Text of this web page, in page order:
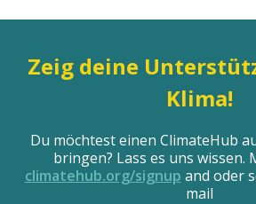
Zeig deine
Klima!
Du möchtest einen ClimateHub
bringen? Lass es uns wissen.
climatehub.org/signup and oder
mail